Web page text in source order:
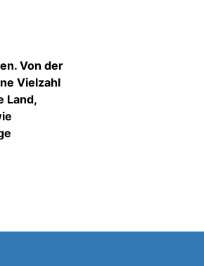
Von der
Vielzahl
Land,